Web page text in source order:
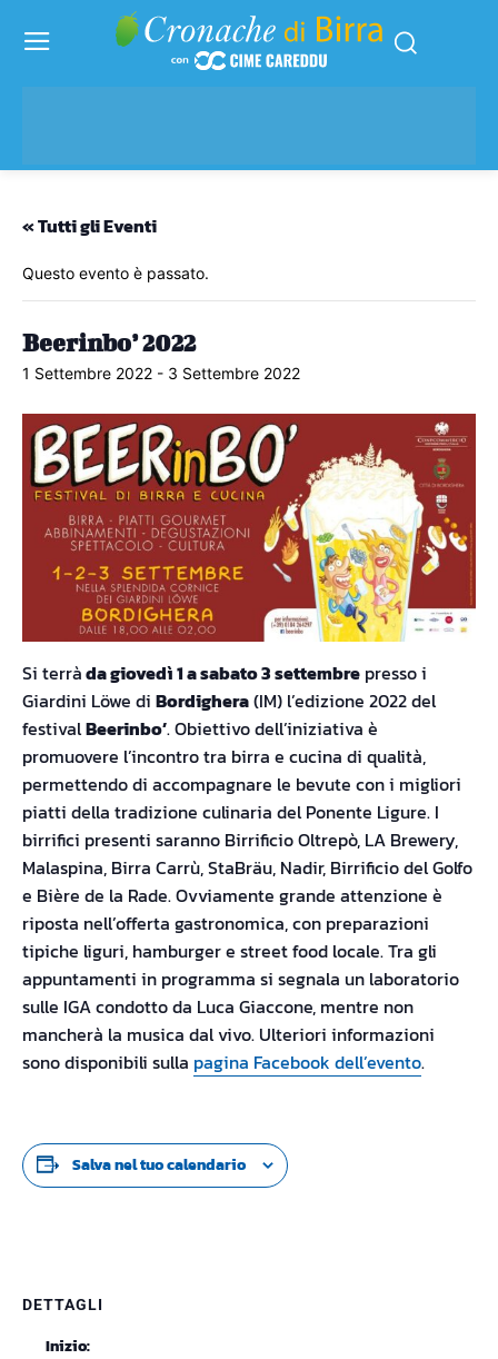
« Tutti gli Eventi
Questo evento è passato.
Beerinbo’ 2022
1 Settembre 2022 - 3 Settembre 2022
Si terràda giovedì 1 a sabato 3 settembre presso i
Giardini Löwe di Bordighera(IM) l’edizione 2022 del
festivalBeerinbo’. Obiettivo dell’iniziativa è
promuovere l’incontro tra birra e cucina di qualità,
permettendo di accompagnare le bevute con i migliori
piatti della tradizione culinaria del Ponente Ligure. I
birrifici presenti saranno Birrificio Oltrepò, LA Brewery,
Malaspina, Birra Carrù, StaBräu, Nadir, Birrificio del Golfo
e Bière de la Rade. Ovviamente grande attenzione è
riposta nell’offerta gastronomica, con preparazioni
tipiche liguri, hamburger e street food locale. Tra gli
appuntamenti in programma si segnala un laboratorio
sulle IGA condotto da Luca Giaccone, mentre non
mancherà la musica dal vivo. Ulteriori informazioni
sono disponibili sulla pagina Facebook dell’evento.
Salva nel tuo calendario
DETTAGLI
Inizio: